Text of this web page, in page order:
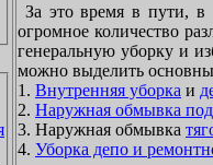
За это время в пути,
огромное количество
генеральную уборку и
можно выделить
1. Внутренняя уборка и
2. Наружная обмывка
3. Наружная обмывка
4. Уборка депо и